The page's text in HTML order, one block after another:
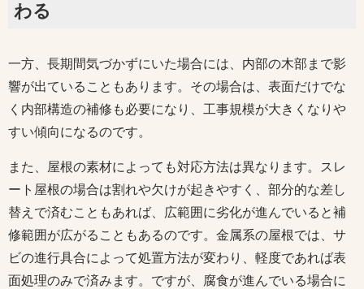
わる
一方、長期間気づかずにいた場合には、内部の木部まで影
響が出ていることもあります。その場合は、表面だけでな
く内部構造の補修も必要になり、工事規模が大きくなりや
すい傾向になるのです。
また、屋根の素材によっても対応方法は異なります。スレ
ート屋根の場合は割れや欠けが起きやすく、部分的な差し
替えで済むこともあれば、広範囲に劣化が進んでいると補
修範囲が広がることもあるのです。金属系の屋根では、サ
ビの進行具合によって処置方法が変わり、軽度であれば表
面処理のみで済みます。ですが、腐食が進んでいる場合に